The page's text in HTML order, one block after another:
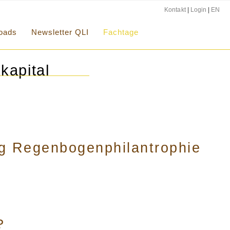
Kontakt| Login EN
Newsletter QLI Fachtage
Regenbogenphilantrophie